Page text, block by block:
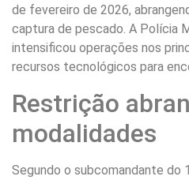
de fevereiro de 2026,
captura de pescado. A Polícia
intensificou operações nos
recursos tecnológicos para
Restrição
modalidades
Segundo o subcomandante do